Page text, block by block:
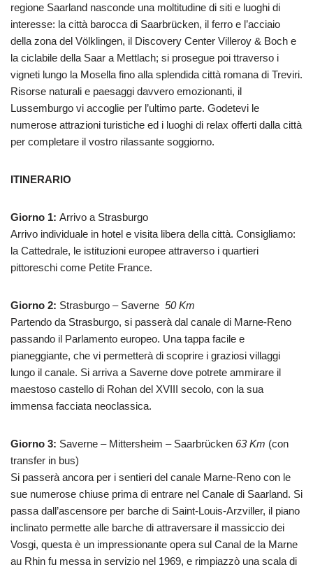
regione Saarland nasconde una moltitudine di siti e luoghi di
interesse: la città barocca di Saarbrücken, il ferro e l’acciaio
della zona del Völklingen, il Discovery Center Villeroy & Boch e
la ciclabile della Saar a Mettlach; si prosegue poi ttraverso i
vigneti lungo la Mosella fino alla splendida città romana di Treviri.
Risorse naturali e paesaggi davvero emozionanti, il
Lussemburgo vi accoglie per l’ultimo parte. Godetevi le
numerose attrazioni turistiche ed i luoghi di relax offerti dalla città
per completare il vostro rilassante soggiorno.
ITINERARIO
Giorno 1: Arrivo a Strasburgo
Arrivo individuale in hotel e visita libera della città. Consigliamo:
la Cattedrale, le istituzioni europee attraverso i quartieri
pittoreschi come Petite France.
Giorno 2: Strasburgo – Saverne 50 Km
Partendo da Strasburgo, si passerà dal canale di Marne-Reno
passando il Parlamento europeo. Una tappa facile e
pianeggiante, che vi permetterà di scoprire i graziosi villaggi
lungo il canale. Si arriva a Saverne dove potrete ammirare il
maestoso castello di Rohan del XVIII secolo, con la sua
immensa facciata neoclassica.
Giorno 3: Saverne – Mittersheim – Saarbrücken 63 Km (con
transfer in bus)
Si passerà ancora per i sentieri del canale Marne-Reno con le
sue numerose chiuse prima di entrare nel Canale di Saarland. Si
passa dall’ascensore per barche di Saint-Louis-Arzviller, il piano
inclinato permette alle barche di attraversare il massiccio dei
Vosgi, questa è un impressionante opera sul Canal de la Marne
au Rhin fu messa in servizio nel 1969, e rimpiazzò una scala di